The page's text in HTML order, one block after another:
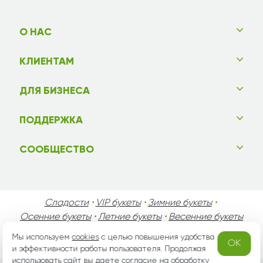
О НАС
КЛИЕНТАМ
ДЛЯ БИЗНЕСА
ПОДДЕРЖКА
СООБЩЕСТВО
Сладости• VIP букеты• Зимние букеты•
Осенние букеты•Летние букеты• Весенние букеты
•
День Мужчин•Праздники!
Мы используемcookiesс целью повышения удобства
и эффективности работы пользователя. Продолжая
использовать сайт вы даете согласие наобработку
OK